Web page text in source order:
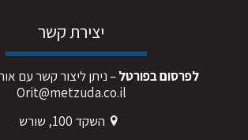
יצירת קשר
לפרסום בפורטל– ניתן ליצור קשר עם
Orit@metzuda.co.il
השקד 100, שורש